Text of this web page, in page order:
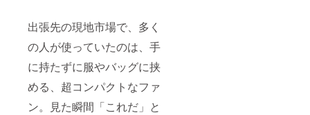
出張先の現地市場で、多く
の人が使っていたのは、手
に持たずに服やバッグに挟
める、超コンパクトなファ
ン。見た瞬間「これだ」と